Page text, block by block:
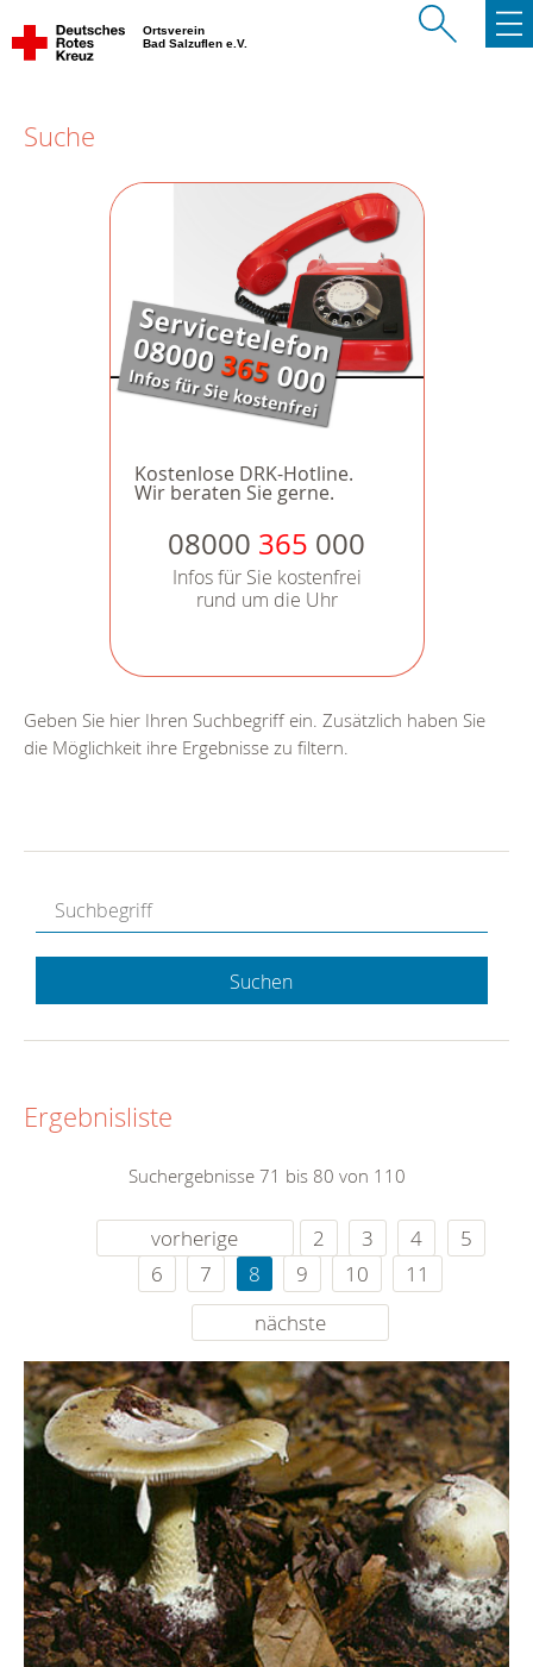
Ortsverein
Bad Salzuflen e.V.
Suche
Kostenlose DRK-Hotline.
Wir beraten Sie gerne.
08000 365 000
Infos für Sie kostenfrei
rund um die Uhr
Geben Sie hier Ihren Suchbegriff ein. Zusätzlich haben Sie
die Möglichkeit ihre Ergebnisse zu filtern.
Suchen
Ergebnisliste
Suchergebnisse 71 bis 80 von 110
vorherige 2 3 4
5
6
7 8 9 10
11
nächste